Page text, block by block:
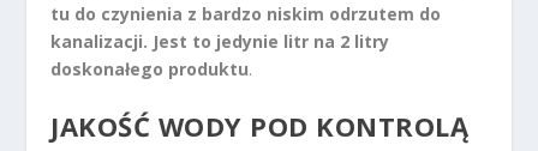
tu do czynienia z bardzo niskim odrzutem do
kanalizacji. Jest to jedynie litr na 2 litry
doskonałego produktu.
JAKOŚĆ WODY POD KONTROLĄ